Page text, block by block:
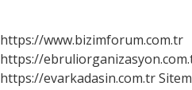
Mi
https://www.bizimforum.com.tr
https://
https://evarkadasin.com.tr